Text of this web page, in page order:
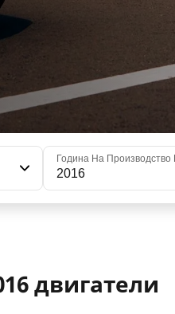
Година На
2016
двигатели